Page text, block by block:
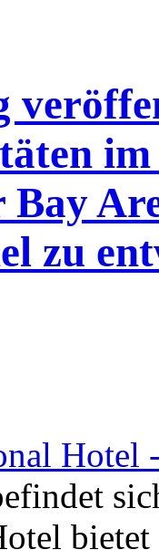
zu
Hotel